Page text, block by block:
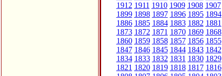
1912 1911 1910 1909 1908 1907
1899 1898 1897 1896 1895 1894
1886 1885 1884 1883 1882 1881
1873 1872 1871 1870 1869 1868
1860 1859 1858 1857 1856 1855
1847 1846 1845 1844 1843 1842
1834 1833 1832 1831 1830 1829
1821 1820 1819 1818 1817 1816